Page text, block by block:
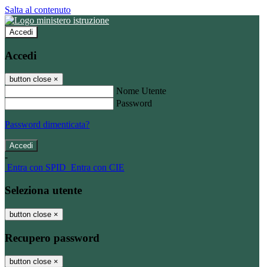
Salta al contenuto
Accedi
Accedi
button close ×
Nome Utente
Password
Password dimenticata?
-
Entra con SPID Entra con CIE
Seleziona utente
button close ×
Recupero password
button close ×